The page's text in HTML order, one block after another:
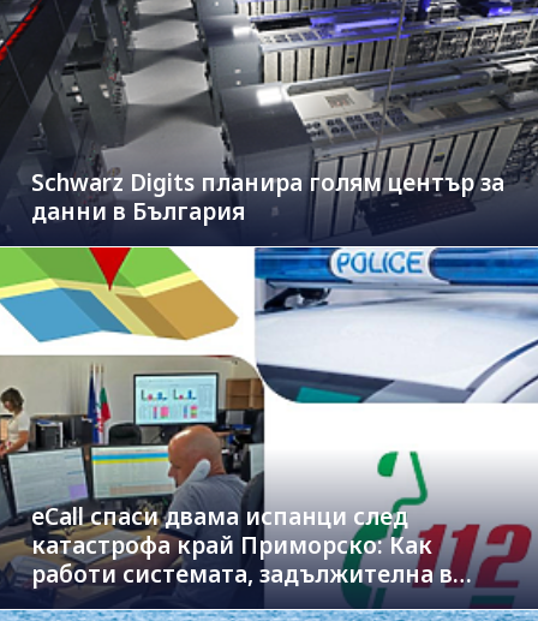
Schwarz Digits планира голям център за
данни в България
eCall спаси двама испанци след
катастрофа край Приморско: Как
работи системата, задължителна в
новите коли